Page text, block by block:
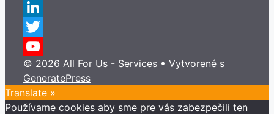
Instagram
LinkedIn
Twitter
YouTube
Channel
© 2026 All For Us - Services • Vytvorené s
GeneratePress
Translate »
Používame cookies aby sme pre vás zabezpečili ten